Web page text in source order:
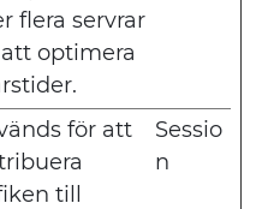
flera servrar
optimera
för att
till
Sessio
n